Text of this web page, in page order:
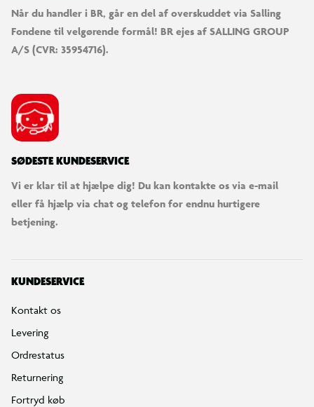
Når du handler i BR, går en del af overskuddet via Salling
Fondene til velgørende formål! BR ejes af SALLING GROUP
A/S (CVR: 35954716).
SØDESTE KUNDESERVICE
Vi er klar til at hjælpe dig! Du kan kontakte os via e-mail
eller få hjælp via chat og telefon for endnu hurtigere
betjening.
KUNDESERVICE
Kontakt os
Levering
Ordrestatus
Returnering
Fortryd køb